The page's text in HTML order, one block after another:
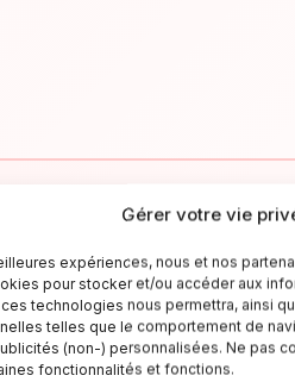
Gérer votre vie
expériences, nous et nos
pour stocker et/ou accéder aux
technologies nous permettra, ainsi
telles que le comportement de
(non-) personnalisées. Ne pas
fonctionnalités et fonctions.
✉
Resta aggiornato
newsletter per ricevere guide di
ispirazioni settimanali